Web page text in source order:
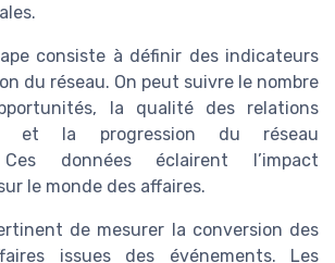
consiste à définir des indicateurs
du réseau. On peut suivre le nombre
la qualité des relations
et la progression du réseau
Ces données éclairent l’impact
le monde des affaires.
de mesurer la conversion des
issues des événements. Les